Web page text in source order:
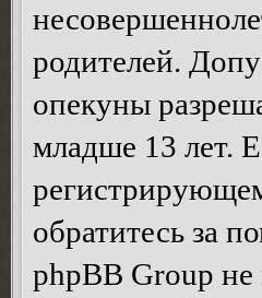
родителей.
опекуны
младше 13 лет.
обратитесь за
phpBB Group не